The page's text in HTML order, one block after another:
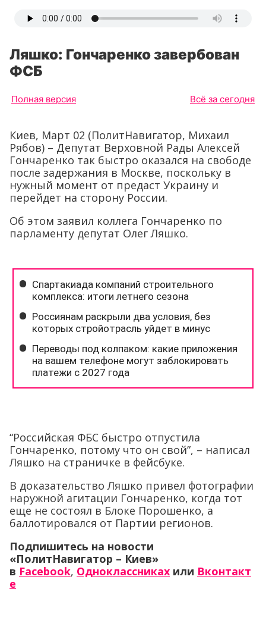
Ляшко: Гончаренко завербован
ФСБ
Полная версия Всё за сегодня
Киев, Март 02 (ПолитНавигатор, Михаил
Рябов) – Депутат Верховной Рады Алексей
Гончаренко так быстро оказался на свободе
после задержания в Москве, поскольку в
нужный момент от предаст Украину и
перейдет на сторону России.
Об этом заявил коллега Гончаренко по
парламенту депутат Олег Ляшко.
“Российская ФБС быстро отпустила
Гончаренко, потому что он свой”, – написал
Ляшко на страничке в фейсбуке.
В доказательство Ляшко привел фотографии
наружной агитации Гончаренко, когда тот
еще не состоял в Блоке Порошенко, а
баллотировался от Партии регионов.
Подпишитесь на новости
«ПолитНавигатор – Киев»
в Facebook, Одноклассниках или Вконтакт
е